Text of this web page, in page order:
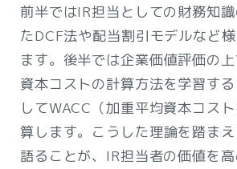
前半ではIR担当としての財務知
たDCF法や配当割引モデルなど
ます。後半では企業価値評価の
資本コストの計算方法を学習す
してWACC（加重平均資本コス
算します。こうした理論を踏ま
語ることが、IR担当者の価値を高